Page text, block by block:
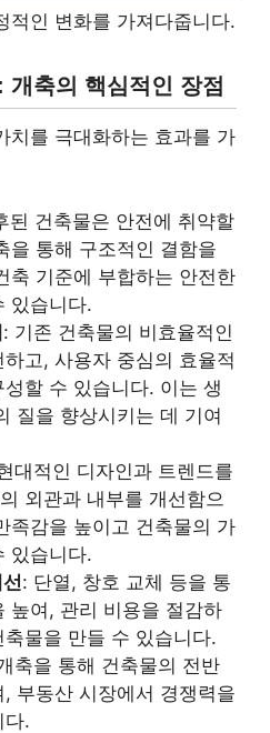
적인 변화를 가져다줍니다.
개축의 핵심적인 장점
치를 극대화하는 효과를 가
된 건축물은 안전에 취약할
을 통해 구조적인 결함을
축 기준에 부합하는 안전한
있습니다.
: 기존 건축물의 비효율적인
고, 사용자 중심의 효율적
할 수 있습니다. 이는 생
질을 향상시키는 데 기여
대적인 디자인과 트렌드를
외관과 내부를 개선함으
족감을 높이고 건축물의 가
있습니다.
: 단열, 창호 교체 등을 통
높여, 관리 비용을 절감하
물을 만들 수 있습니다.
축을 통해 건축물의 전반
부동산 시장에서 경쟁력을
다.